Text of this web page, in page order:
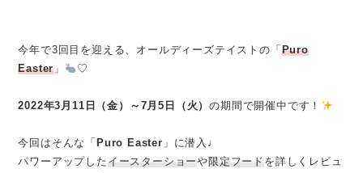
今年で3回目を迎える、オールディーズテイストの「 Puro
Easter 」 ♡
2022年3月11日（金）～7月5日（火）の期間で開催中です！
今回はそんな「 Puro Easter 」に潜入♩
パワーアップしたイースターショーや限定フードを詳しくレビュ